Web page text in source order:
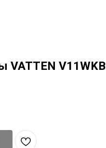
VATTEN V11WKB